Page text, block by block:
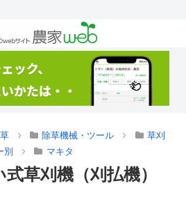
除草機械・ツール
草刈
別 マキタ
草刈機（刈払機）